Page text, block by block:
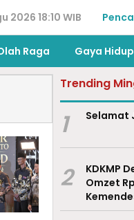
2026 18:10 WIB
Raga Gaya Hidup
Trending
1 Selamat
2
KDKMP
Omzet